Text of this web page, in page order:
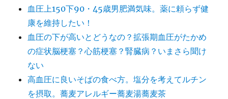
血圧上150下90・45歳男肥満気味。薬に頼らず健
康を維持したい！
血圧の下が高いとどうなの？拡張期血圧がたかめ
の症状脳梗塞？心筋梗塞？腎臓病？いまさら聞け
ない
高血圧に良いそばの食べ方。塩分を考えてルチン
を摂取。蕎麦アレルギー蕎麦湯蕎麦茶